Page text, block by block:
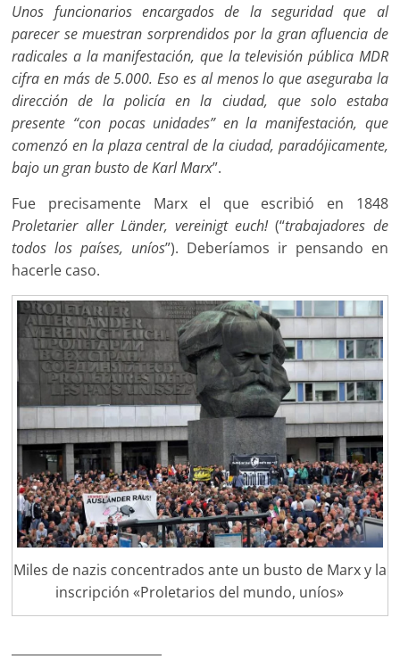
Unos funcionarios encargados de la seguridad que al
parecer se muestran sorprendidos por la gran afluencia de
radicales a la manifestación, que la televisión pública MDR
cifra en más de 5.000. Eso es al menos lo que aseguraba la
dirección de la policía en la ciudad, que solo estaba
presente “con pocas unidades” en la manifestación, que
comenzó en la plaza central de la ciudad, paradójicamente,
bajo un gran busto de Karl Marx”.
Fue precisamente Marx el que escribió en 1848
Proletarier aller Länder, vereinigt euch!(“trabajadores de
todos los países, uníos”). Deberíamos ir pensando en
hacerle caso.
Miles de nazis concentrados ante un busto de Marx y la
inscripción «Proletarios del mundo, uníos»